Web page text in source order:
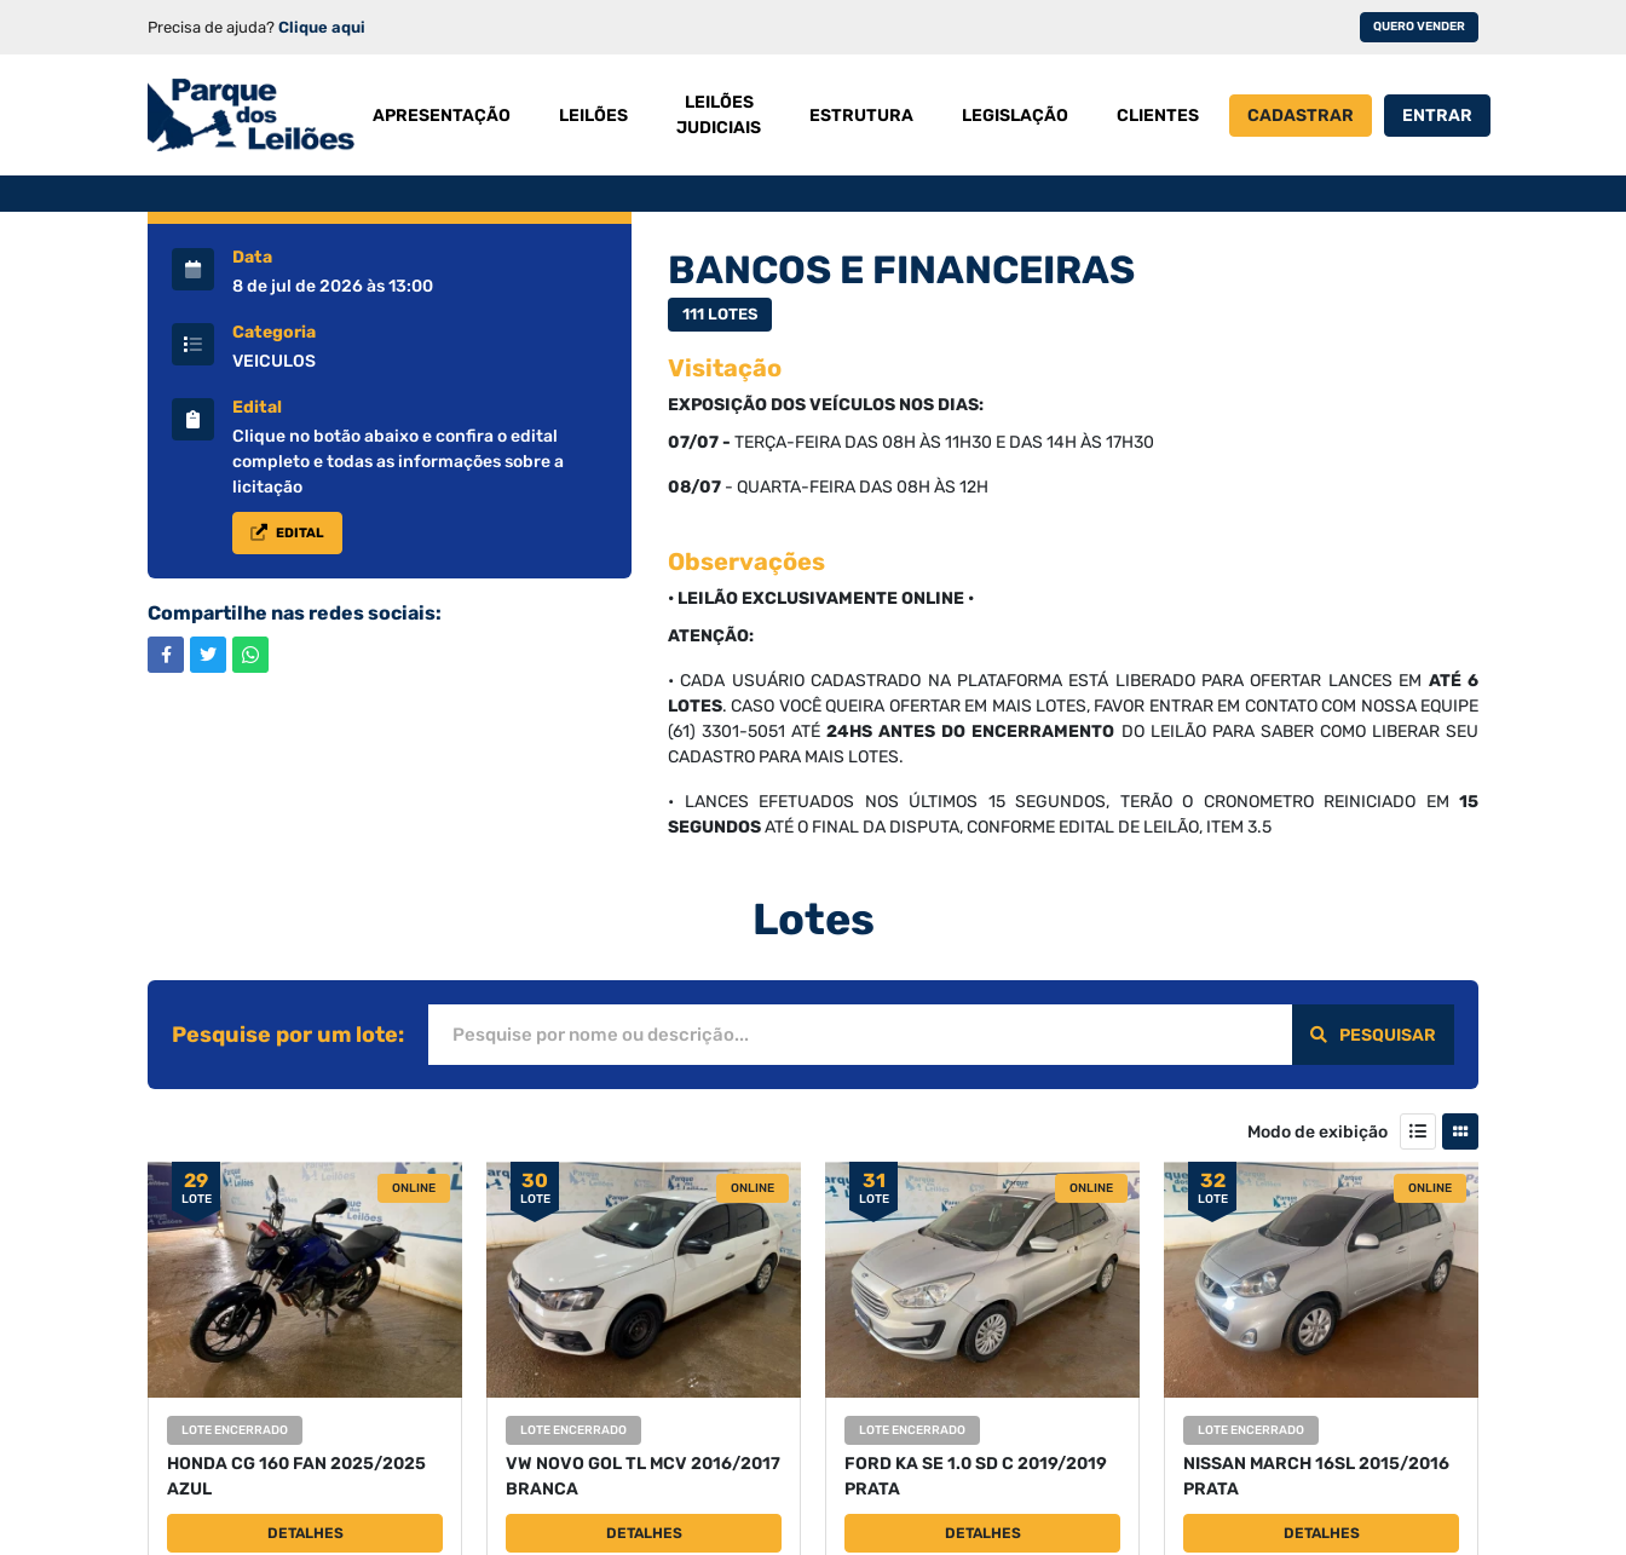
Precisa de ajuda? Clique aqui QUERO VENDER
APRESENTAÇÃO LEILÕES
LEILÕES
JUDICIAIS
ESTRUTURA LEGISLAÇÃO CLIENTES CADASTRAR ENTRAR
Data
8 de jul de 2026 às 13:00
Categoria
VEICULOS
Edital
Clique no botão abaixo e confira o edital
completo e todas as informações sobre a
licitação
EDITAL
Compartilhe nas redes sociais:
BANCOS E FINANCEIRAS
111 LOTES
Visitação
EXPOSIÇÃO DOS VEÍCULOS NOS DIAS:
07/07 - TERÇA-FEIRA DAS 08H ÀS 11H30 E DAS 14H ÀS 17H30
08/07 - QUARTA-FEIRA DAS 08H ÀS 12H
Observações
• LEILÃO EXCLUSIVAMENTE ONLINE •
ATENÇÃO:
• CADA USUÁRIO CADASTRADO NA PLATAFORMA ESTÁ LIBERADO PARA OFERTAR LANCES EM ATÉ 6
LOTES. CASO VOCÊ QUEIRA OFERTAR EM MAIS LOTES, FAVOR ENTRAR EM CONTATO COM NOSSA EQUIPE
(61) 3301-5051 ATÉ24HS ANTES DO ENCERRAMENTO DO LEILÃO PARA SABER COMO LIBERAR SEU
CADASTRO PARA MAIS LOTES.
• LANCES EFETUADOS NOS ÚLTIMOS 15 SEGUNDOS, TERÃO O CRONOMETRO REINICIADO EM 15
SEGUNDOSATÉ O FINAL DA DISPUTA, CONFORME EDITAL DE LEILÃO, ITEM 3.5
Lotes
Pesquise por um lote: PESQUISAR
Modo de exibição
29
LOTE
ONLINE
LOTE ENCERRADO
HONDA CG 160 FAN 2025/2025
AZUL
DETALHES
30
LOTE
ONLINE
LOTE ENCERRADO
VW NOVO GOL TL MCV 2016/2017
BRANCA
DETALHES
31
LOTE
ONLINE
LOTE ENCERRADO
FORD KA SE 1.0 SD C 2019/2019
PRATA
DETALHES
32
LOTE
ONLINE
LOTE ENCERRADO
NISSAN MARCH 16SL 2015/2016
PRATA
DETALHES